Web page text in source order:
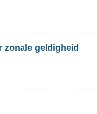
zonale geldigheid